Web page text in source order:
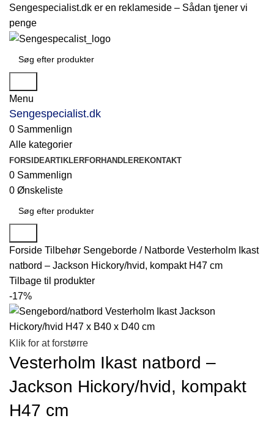
Sengespecialist.dk er en reklameside – Sådan tjener vi
penge
Menu
Sengespecialist.dk
0 Sammenlign
Alle kategorier
FORSIDEARTIKLERFORHANDLEREKONTAKT
0 Sammenlign
0 Ønskeliste
Forside Tilbehør Sengeborde / Natborde Vesterholm Ikast
natbord – Jackson Hickory/hvid, kompakt H47 cm
Tilbage til produkter
-17%
Klik for at forstørre
Vesterholm Ikast natbord –
Jackson Hickory/hvid, kompakt
H47 cm